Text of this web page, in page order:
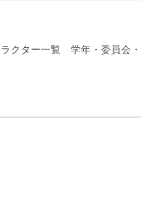
ラクター一覧 学年・委員会